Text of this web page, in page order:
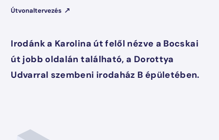
Útvonaltervezés
Irodánk a Karolina út felől nézve a Bocskai
út jobb oldalán található, a Dorottya
Udvarral szembeni irodaház B épületében.